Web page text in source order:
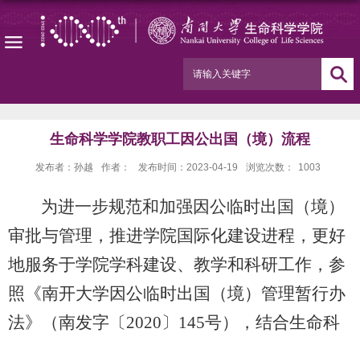
生命科学学院教职工因公出国（境）流程
发布者：孙越 作者： 发布时间：2023-04-19 浏览次数： 1003
为进一步规范和加强因公临时出国（境）
审批与管理，推进学院国际化建设进程，更好
地服务于学院学科建设、教学和科研工作，参
照《南开大学因公临时出国（境）管理暂行办
法》（南发字〔2020〕145号），结合生命科